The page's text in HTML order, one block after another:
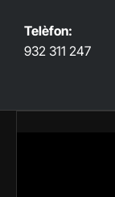
Telèfon:
932 311 247